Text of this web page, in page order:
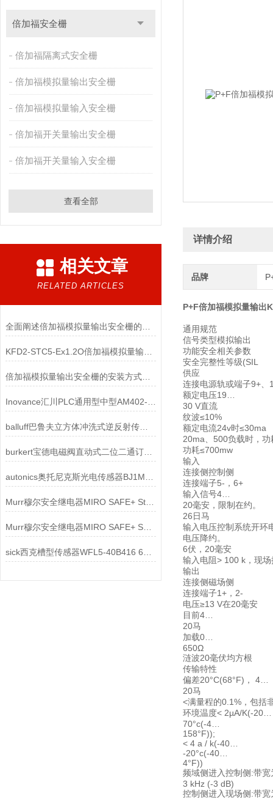
倍加福安全栅
倍加福隔离式安全栅
倍加福模拟量输出安全栅
倍加福模拟量输入安全栅
倍加福开关量输出安全栅
倍加福开关量输入安全栅
查看全部
相关文章
RELATED ARTICLES
倍加福模拟量输出安全栅的安装方式有哪些？
balluff巴鲁夫立方体冲洗式逆反射传感器BOS01FN BOS 23K-PA-RR10-S4原理
burkert宝德电磁阀直动式二位二通订货号20026392选购指南相关介绍
Murr穆尔安全继电器MIRO SAFE+ Step 24 3000-33113-3020050技术参数
Murr穆尔安全继电器MIRO SAFE+ Switch H 48-230 3000-33113-1020012原理
详情介绍
品牌
P+F倍加福模拟量输出
通用规范
信号类型模拟输出
功能安全相关参数
安全完整性等级(SIL
供应
连接电源轨或端子9+、
额定电压19…
30 V直流
纹波≤10%
额定电流24v时≤30ma
20ma、500负载时，
功耗≤700mw
输入
连接侧控制侧
连接端子5-，6+
输入信号4…
20毫安，限制在约。
26日马
输入电压控制系统开环
电压降约。
6伏，20毫安
输入电阻> 100 k，现
输出
连接侧磁场侧
连接端子1+，2-
电压≥13 V在20毫安
目前4…
20马
加载0…
650Ω
涟波20毫伏均方根
传输特性
偏差20°C(68°F)， 4…
20马
<满量程的0.1%，包括
环境温度< 2µA/K(-20…
70°c(-4…
158°F));
< 4 a / k(-40…
-20°c(-40…
4°F))
频域侧进入控制侧:带
3 kHz (-3 dB)
控制侧进入现场侧:带